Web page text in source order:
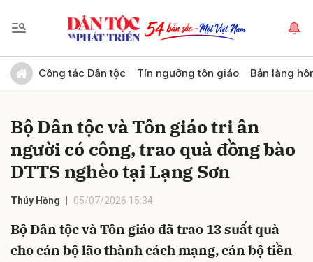
Công tác Dân tộc Tín ngưỡng tôn giáo Bản làng
Bộ Dân tộc và Tôn giáo tri ân
người có công, trao quà đồng bào
DTTS nghèo tại Lạng Sơn
Thúy Hồng 05/07/2026 15:34
Bộ Dân tộc và Tôn giáo đã trao 13 suất quà
cho cán bộ lão thành cách mạng, cán bộ tiền
Gửi bình luận